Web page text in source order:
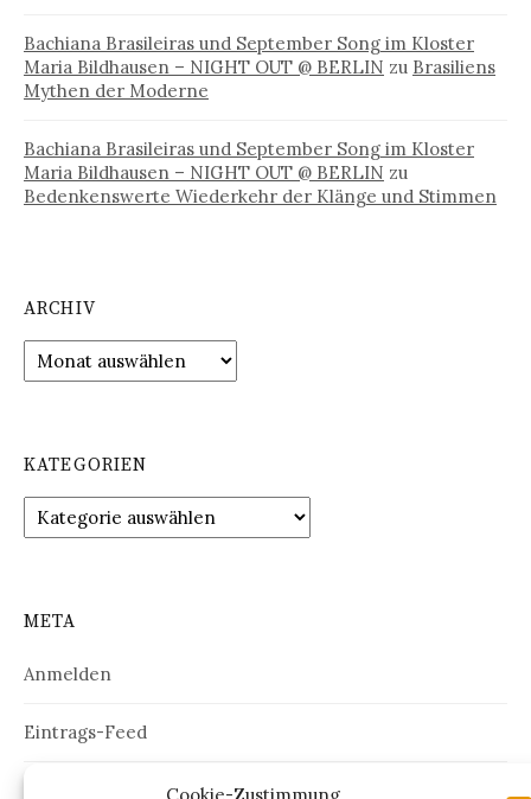
Bachiana Brasileiras und September Song im Kloster
Maria Bildhausen – NIGHT OUT @ BERLIN zu Brasiliens
Mythen der Moderne
Bachiana Brasileiras und September Song im Kloster
Maria Bildhausen – NIGHT OUT @ BERLIN zu
Bedenkenswerte Wiederkehr der Klänge und Stimmen
ARCHIV
Archiv
KATEGORIEN
Kategorien
META
Anmelden
Eintrags-Feed
Kommentar-Feed